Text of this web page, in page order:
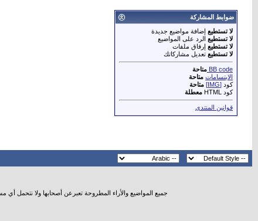
ضوابط المشاركة
لا تستطيع إضافة مواضيع جديدة
لا تستطيع الرد على المواضيع
لا تستطيع إرفاق ملفات
لا تستطيع تعديل مشاركاتك
BB code متاحة
الابتسامات متاحة
كود [IMG]
متاحة
كود HTML
معطلة
قوانين المنتدى
جميع المواضيع والأراء المطروحة تعبرعن أصحابها ولا نتحمل